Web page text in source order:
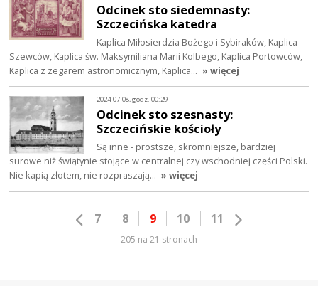
Odcinek sto siedemnasty:
Szczecińska katedra
Kaplica Miłosierdzia Bożego i Sybiraków, Kaplica
Szewców, Kaplica św. Maksymiliana Marii Kolbego, Kaplica Portowców,
Kaplica z zegarem astronomicznym, Kaplica… » więcej
2024-07-08, godz. 00:29
Odcinek sto szesnasty:
Szczecińskie kościoły
Są inne - prostsze, skromniejsze, bardziej
surowe niż świątynie stojące w centralnej czy wschodniej części Polski.
Nie kapią złotem, nie rozpraszają… » więcej
7 8 9 10 11
205 na 21 stronach